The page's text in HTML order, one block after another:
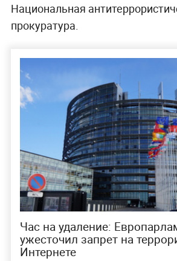
Национальная
прокуратура.
Час на удаление:
ужесточил запрет на
Интернете